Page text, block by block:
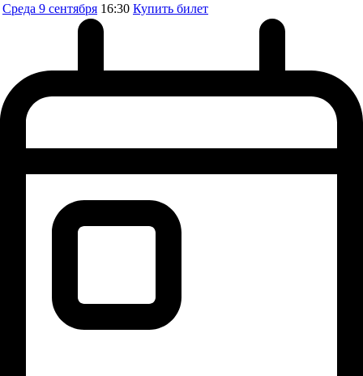
Среда 9 сентября 16:30 Купить билет